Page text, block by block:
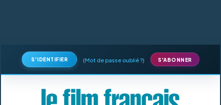
S'IDENTIFIER (Mot de passe oublié ?) S'ABONNER